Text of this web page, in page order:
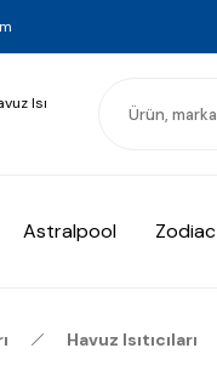
Astralpool Zodiac
Havuz Isıtıcıları